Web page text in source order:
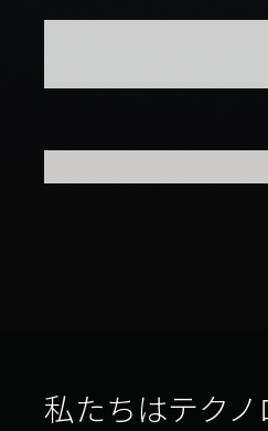
私たちはテクノ